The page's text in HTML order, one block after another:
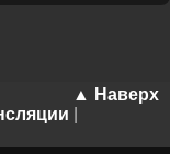
▲ Наверх